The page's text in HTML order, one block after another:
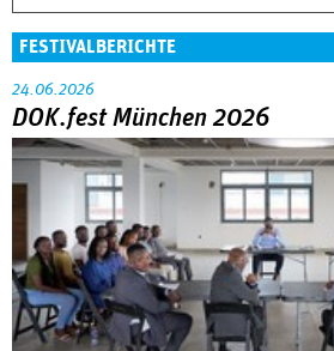
FESTIVALBERICHTE
24.06.2026
DOK.fest München 2026